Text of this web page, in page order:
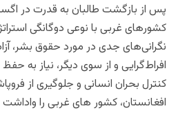
کشورهای غربی با نوعی دوگانگی
نگرانی‌های جدی در مورد حقوق بشر،
افراط‌گرایی و از سوی دیگر، نیاز به حفظ
کنترل بحران انسانی و جلوگیری از
افغانستان، کشور های غربی را